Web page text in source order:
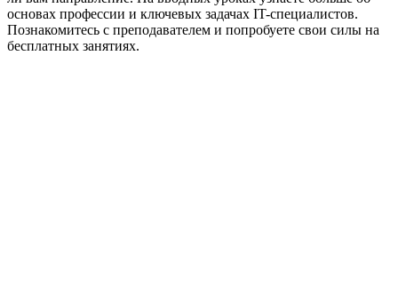
основах профессии и ключевых задачах IT-специалистов.
Познакомитесь с преподавателем и попробуете свои силы на
бесплатных занятиях.